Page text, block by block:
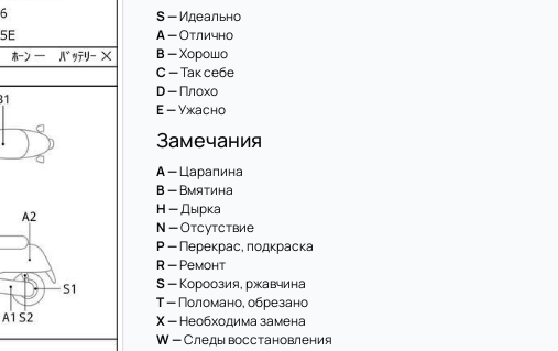
S —Идеально
A —Отлично
B —Хорошо
C —Так себе
D —Плохо
E —Ужасно
Замечания
A —Царапина
B —Вмятина
H —Дырка
N —Отсутствие
P —Перекрас, подкраска
R —Ремонт
S —Короозия, ржавчина
T —Поломано, обрезано
X —Необходима замена
W —Следы восстановления